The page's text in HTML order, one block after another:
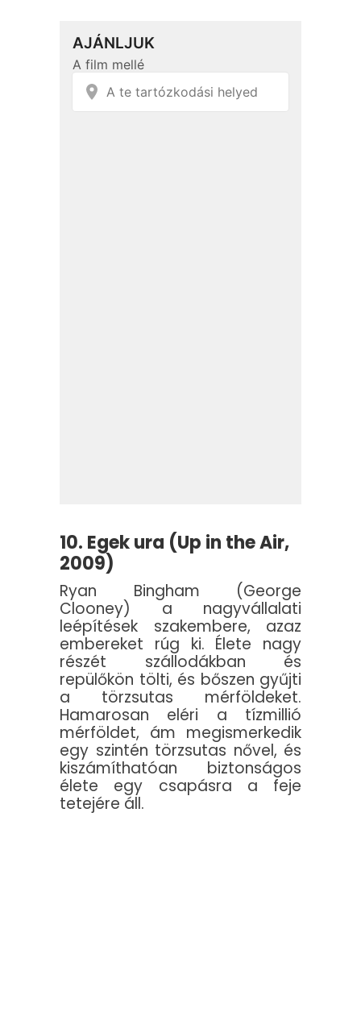
10. Egek ura (Up in the Air,
2009)
Ryan Bingham (George
Clooney) a nagyvállalati
leépítések szakembere, azaz
embereket rúg ki. Élete nagy
részét szállodákban és
repülőkön tölti, és bőszen gyűjti
a törzsutas mérföldeket.
Hamarosan eléri a tízmillió
mérföldet, ám megismerkedik
egy szintén törzsutas nővel, és
kiszámíthatóan biztonságos
élete egy csapásra a feje
tetejére áll.